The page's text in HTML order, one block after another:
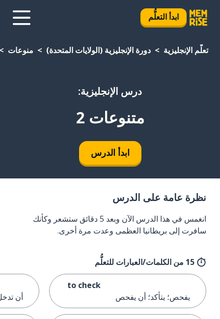
ابدأ التعلُّم
تعلَّم الإنجليزية دورة الإنجليزية (الولايات المتحدة) منوعات
درس الإنجليزية:
متنوعات 2
ابدأ الدرس
نظرة عامة على الدرس
انغمس في هذا الدرس الآن وبعد 5 دقائق ستشعر وكأنك
سافرت إلى بريطانيا العظمى وعدت مرة أخرى.
15 من الكلمات/العبارات للتعلُّم
to check
يفحص؛ يتأكد؛ أن يفحص
أن